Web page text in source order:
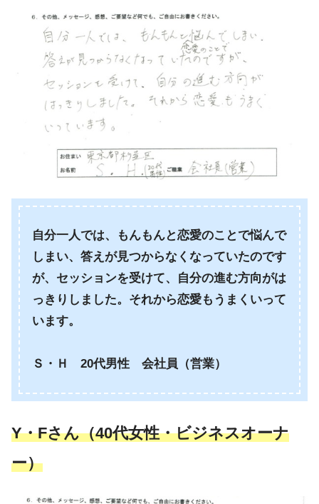
自分一人では、もんもんと恋愛のことで悩んで
しまい、答えが見つからなくなっていたのです
が、セッションを受けて、自分の進む方向がは
っきりしました。それから恋愛もうまくいって
います。
Ｓ・Ｈ 20代男性 会社員（営業）
Y・Fさん（40代女性・ビジネスオーナ
ー）